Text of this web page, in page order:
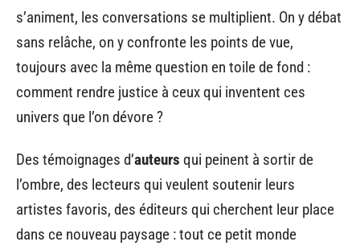
s’animent, les conversations se multiplient. On y débat
sans relâche, on y confronte les points de vue,
toujours avec la même question en toile de fond :
comment rendre justice à ceux qui inventent ces
univers que l’on dévore ?
Des témoignages d’auteurs qui peinent à sortir de
l’ombre, des lecteurs qui veulent soutenir leurs
artistes favoris, des éditeurs qui cherchent leur place
dans ce nouveau paysage : tout ce petit monde